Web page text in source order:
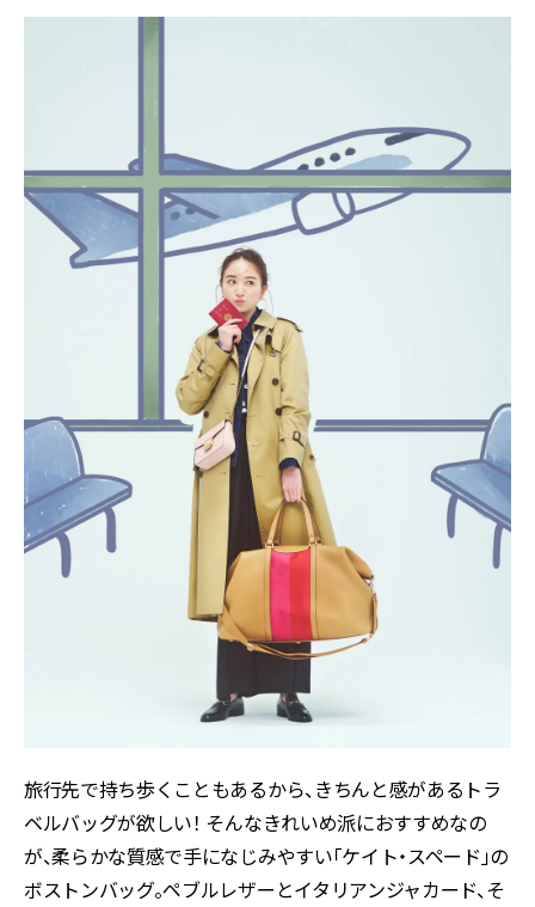
旅行先で持ち歩くこともあるから、きちんと感があるトラ
ベルバッグが欲しい！ そんなきれいめ派におすすめなの
が、柔らかな質感で手になじみやすい「ケイト・スペード」の
ボストンバッグ。ペブルレザーとイタリアンジャカード、そ